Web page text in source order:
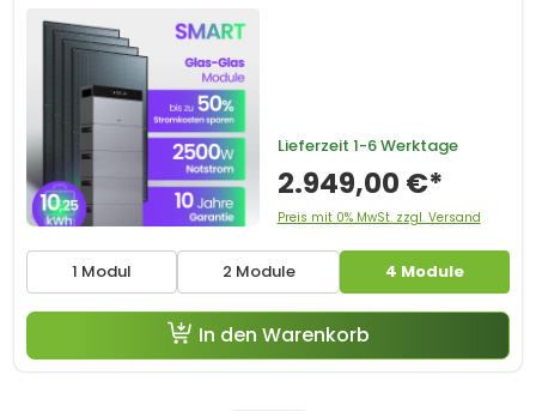
1 Modul 2 Module 4 Module
Lieferzeit 1-6 Werktage
2.949,00 €*
Preis mit 0% MwSt. zzgl. Versand
In den Warenkorb